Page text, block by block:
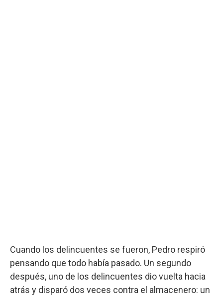
Cuando los delincuentes se fueron, Pedro respiró
pensando que todo había pasado. Un segundo
después, uno de los delincuentes dio vuelta hacia
atrás y disparó dos veces contra el almacenero: un